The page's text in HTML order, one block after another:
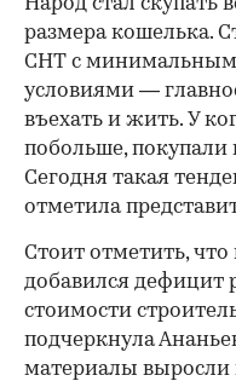
размера кошелька.
СНТ с
условиями —
въехать и жить. У
побольше,
Сегодня такая
отметила
Стоит отметить,
добавился дефицит
стоимости
подчеркнула
материалы выросли